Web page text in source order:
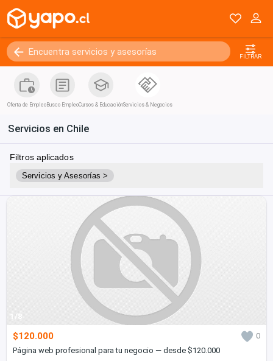
FILTRAR
Oferta de Empleo Busco EmpleoCursos & EducaciónServicios & Negocios
Servicios en Chile
Filtros aplicados
Servicios y Asesorías >
1/8
$120.000
0
Página web profesional para tu negocio — desde $120.000